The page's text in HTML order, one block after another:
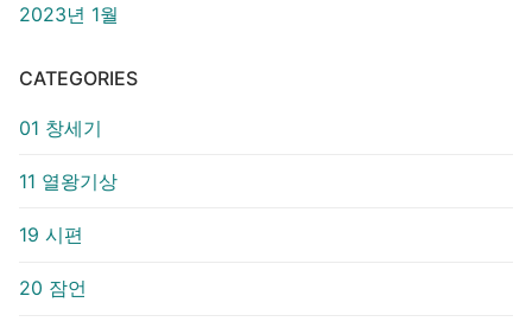
2023년 1월
CATEGORIES
01 창세기
11 열왕기상
19 시편
20 잠언